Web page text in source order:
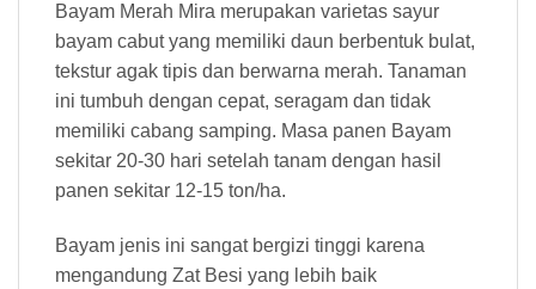
Bayam Merah Mira merupakan varietas sayur
bayam cabut yang memiliki daun berbentuk bulat,
tekstur agak tipis dan berwarna merah. Tanaman
ini tumbuh dengan cepat, seragam dan tidak
memiliki cabang samping. Masa panen Bayam
sekitar 20-30 hari setelah tanam dengan hasil
panen sekitar 12-15 ton/ha.
Bayam jenis ini sangat bergizi tinggi karena
mengandung Zat Besi yang lebih baik